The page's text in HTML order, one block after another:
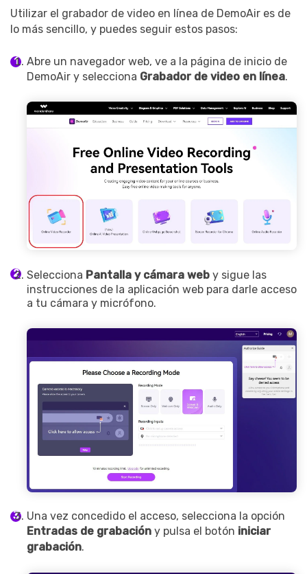
Utilizar el grabador de video en línea de DemoAir es de
lo más sencillo, y puedes seguir estos pasos:
Abre un navegador web, ve a la página de inicio de
DemoAir y selecciona Grabador de video en línea.
Selecciona Pantalla y cámara web y sigue las
instrucciones de la aplicación web para darle acceso
a tu cámara y micrófono.
Una vez concedido el acceso, selecciona la opción
Entradas de grabación y pulsa el botón iniciar
grabación.